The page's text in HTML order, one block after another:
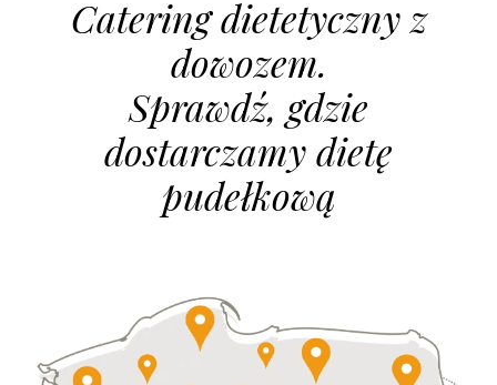
Catering dietetyczny z
dowozem.
Sprawdź, gdzie
dostarczamy dietę
pudełkową